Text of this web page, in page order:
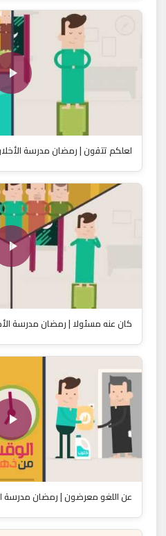
لعلكم تتقون | رمضان مدرسة الأخلاق
كان عنه مسئولا | رمضان مدرسة
عن اللغو معرضون | رمضان مدرسة